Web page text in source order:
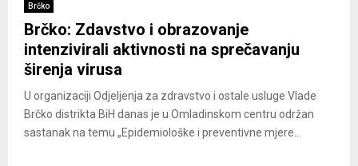
Brčko
Brčko: Zdavstvo i obrazovanje
intenzivirali aktivnosti na sprečavanju
širenja virusa
U organizaciji Odjeljenja za zdravstvo i ostale usluge Vlade
Brčko distrikta BiH danas je u Omladinskom centru održan
sastanak na temu „Epidemiološke i preventivne mjere...